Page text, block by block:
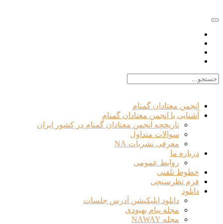
انجمن معتادان گمنام
آشنایی با انجمن معتادان گمنام
تاریخچه انجمن معتادان گمنام در کشور ایران
سوالات متداول
معرفی نشریات NA
درباره ما
روابط عمومی
خطوط تلفنی
فرم نظرسنجی
دانلود
دانلود اپلیکیشن آدرس جلسات
مجله پیام بهبودی
مجله NAWAY